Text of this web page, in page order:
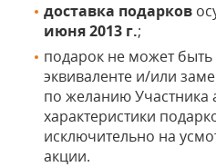
доставка подарков
июня 2013 г.;
подарок не может
эквиваленте и/или
по желанию Участника
характеристики
исключительно на
акции.